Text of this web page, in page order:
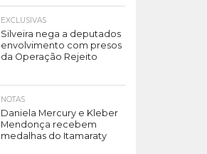
EXCLUSIVAS
Silveira nega a deputados
envolvimento com presos
da Operação Rejeito
NOTAS
Daniela Mercury e Kleber
Mendonça recebem
medalhas do Itamaraty